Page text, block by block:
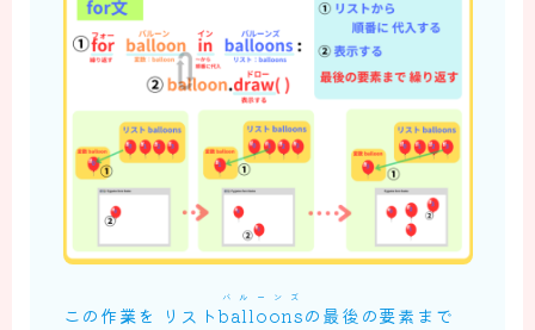
この作業を リストballoons
バルーンズ
の最後の要素まで